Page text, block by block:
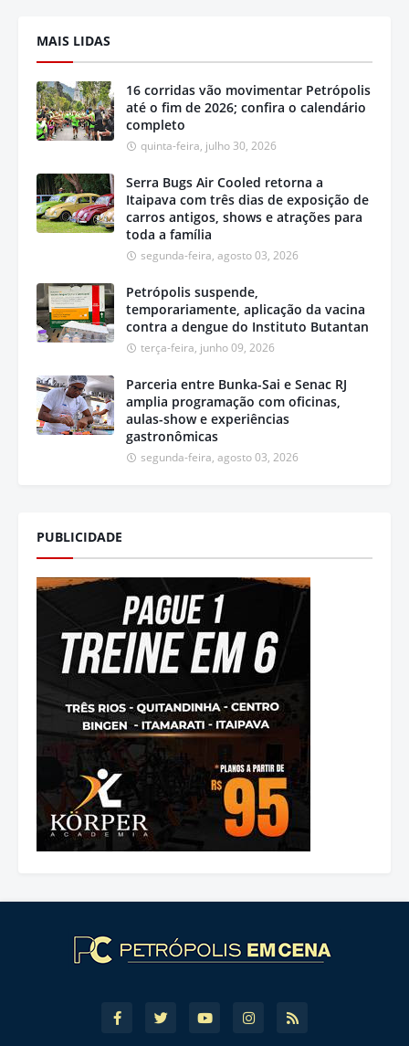
MAIS LIDAS
16 corridas vão movimentar Petrópolis
até o fim de 2026; confira o calendário
completo
quinta-feira, julho 30, 2026
Serra Bugs Air Cooled retorna a
Itaipava com três dias de exposição de
carros antigos, shows e atrações para
toda a família
segunda-feira, agosto 03, 2026
Petrópolis suspende,
temporariamente, aplicação da vacina
contra a dengue do Instituto Butantan
terça-feira, junho 09, 2026
Parceria entre Bunka-Sai e Senac RJ
amplia programação com oficinas,
aulas-show e experiências
gastronômicas
segunda-feira, agosto 03, 2026
PUBLICIDADE